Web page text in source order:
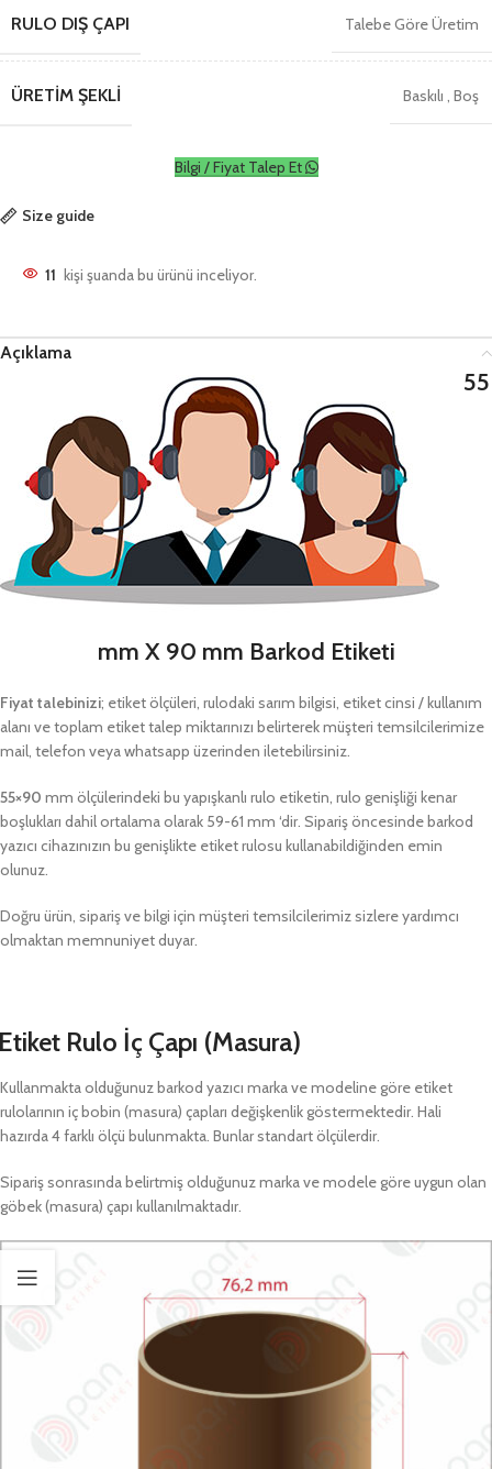
RULO DIŞ ÇAPI Talebe Göre Üretim
ÜRETIM ŞEKLI Baskılı Boş
Bilgi / Fiyat Talep Et
Size guide
11 kişi şuanda bu ürünü inceliyor.
Açıklama
55
mm X 90 mm Barkod Etiketi
Fiyat talebinizi; etiket ölçüleri, rulodaki sarım bilgisi, etiket cinsi / kullanım
alanı ve toplam etiket talep miktarınızı belirterek müşteri temsilcilerimize
mail, telefon veya whatsapp üzerinden iletebilirsiniz.
55×90 mm ölçülerindeki bu yapışkanlı rulo etiketin, rulo genişliği kenar
boşlukları dahil ortalama olarak 59-61 mm ‘dir. Sipariş öncesinde barkod
yazıcı cihazınızın bu genişlikte etiket rulosu kullanabildiğinden emin
olunuz.
Doğru ürün, sipariş ve bilgi için müşteri temsilcilerimiz sizlere yardımcı
olmaktan memnuniyet duyar.
Rulo İç Çapı (Masura)
Kullanmakta olduğunuz barkod yazıcı marka ve modeline göre etiket
rulolarının iç bobin (masura) çapları değişkenlik göstermektedir. Hali
hazırda 4 farklı ölçü bulunmakta. Bunlar standart ölçülerdir.
Sipariş sonrasında belirtmiş olduğunuz marka ve modele göre uygun olan
göbek (masura) çapı kullanılmaktadır.